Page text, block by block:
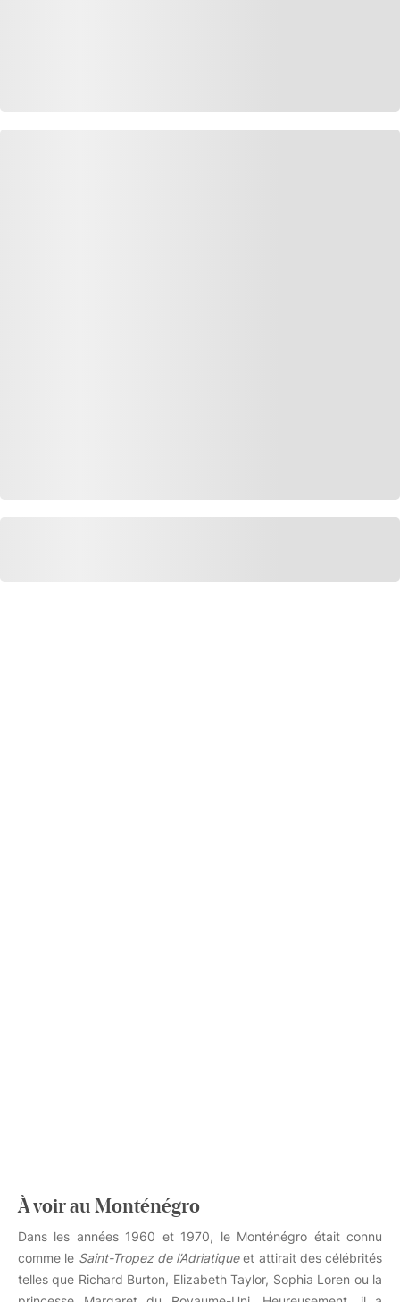
À voir au Monténégro
Dans les années 1960 et 1970, le Monténégro était connu
comme le Saint-Tropez de l’Adriatiqueet attirait des célébrités
telles que Richard Burton, Elizabeth Taylor, Sophia Loren ou la